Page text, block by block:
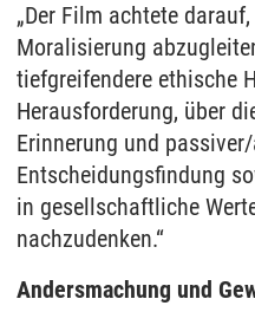
„Der Film achtete
Moralisierung
tiefgreifendere ethische
Herausforderung, über
Erinnerung und
Entscheidungsfindung
in gesellschaftliche
nachzudenken.“
Andersmachung und